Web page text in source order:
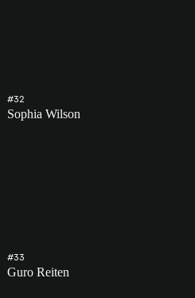
#32
Sophia Wilson
#33
Guro Reiten